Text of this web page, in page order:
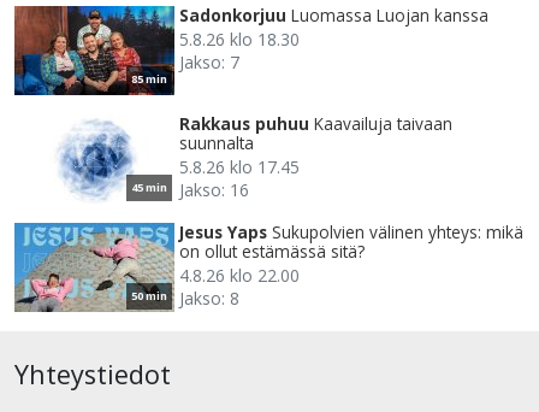
85 min
Sadonkorjuu Luomassa Luojan kanssa
5.8.26 klo 18.30
Jakso: 7
45 min
Rakkaus puhuu Kaavailuja taivaan
suunnalta
5.8.26 klo 17.45
Jakso: 16
50 min
Jesus Yaps Sukupolvien välinen yhteys: mikä
on ollut estämässä sitä?
4.8.26 klo 22.00
Jakso: 8
Yhteystiedot